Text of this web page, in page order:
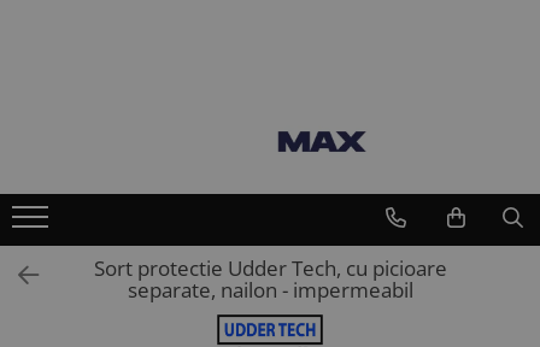
Echipamente si accesorii furajare
vaci
Suplimente nutritive vaci
Intretinere ongloane vaci
Sort protectie Udder Tech, cu picioare
separate, nailon - impermeabil